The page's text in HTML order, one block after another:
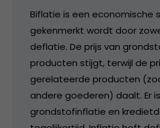
Biflatie is een economische
gekenmerkt wordt door
deflatie. De prijs van
producten stijgt, terwijl de
gerelateerde producten
andere goederen) daalt. Er
grondstofinflatie en